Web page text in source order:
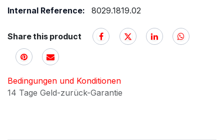
Internal Reference:
8029.1819.02
Share this product
Bedingungen und Konditionen
14 Tage Geld-zurück-Garantie